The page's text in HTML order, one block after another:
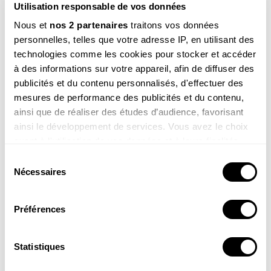
Utilisation responsable de vos données
Nous et nos 2 partenaires traitons vos données
personnelles, telles que votre adresse IP, en utilisant des
technologies comme les cookies pour stocker et accéder
à des informations sur votre appareil, afin de diffuser des
publicités et du contenu personnalisés, d'effectuer des
mesures de performance des publicités et du contenu,
ainsi que de réaliser des études d’audience, favorisant
ainsi le développement de services. Vous avez le choix
tout moment en consultant la Déclaration relative aux
cookies ou en cliquant sur l'icône de confidentialité.
Si vous le permettez, nous aimerions également :
géographique qui peuvent être précises à plusieurs
Nécessaires
Préférences
Statistiques
M’INSCRIRE
Par votre inscription vous acceptez la politique de confidentialité
.Vous pouvez
vous désinscrire à tout moment.
Article ouvert aux
abonnés